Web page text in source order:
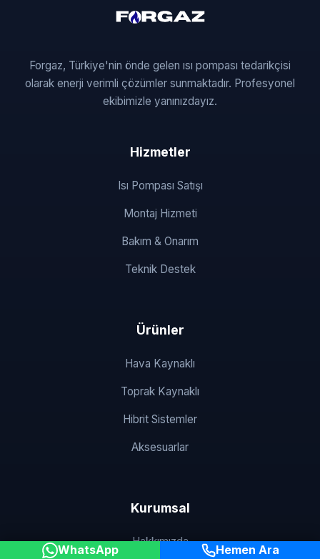
WhatsApp Hemen Ara
Forgaz, Türkiye'nin önde gelen ısı pompası tedarikçisi
olarak enerji verimli çözümler sunmaktadır. Profesyonel
ekibimizle yanınızdayız.
Hizmetler
Isı Pompası Satışı
Montaj Hizmeti
Bakım & Onarım
Teknik Destek
Ürünler
Hava Kaynaklı
Toprak Kaynaklı
Hibrit Sistemler
Aksesuarlar
Kurumsal
Hakkımızda